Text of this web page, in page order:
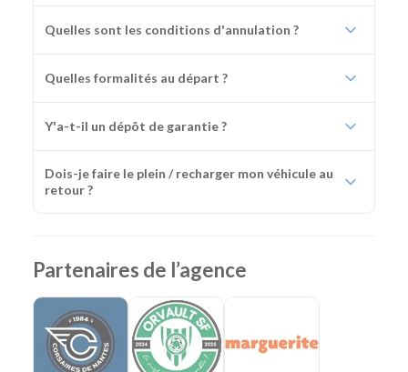
Quelles sont les conditions d'annulation ?
Quelles formalités au départ ?
Y'a-t-il un dépôt de garantie ?
Dois-je faire le plein / recharger mon véhicule au
retour ?
Partenaires de l’agence